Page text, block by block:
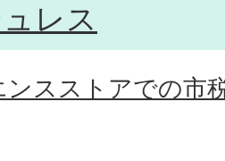
レス
ンスストアでの市